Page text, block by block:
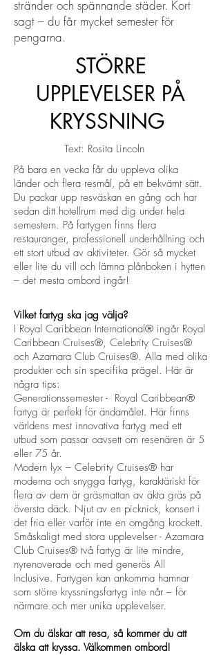
stränder och spännande städer. Kort
sagt – du får mycket semester för
pengarna.
STÖRRE
UPPLEVELSER PÅ
KRYSSNING
Text: Rosita Lincoln
På bara en vecka får du uppleva olika
länder och flera resmål, på ett bekvämt sätt.
Du packar upp resväskan en gång och har
sedan ditt hotellrum med dig under hela
semestern. På fartygen finns flera
restauranger, professionell underhållning och
ett stort utbud av aktiviteter. Gör så mycket
eller lite du vill och lämna plånboken i hytten
– det mesta ombord ingår!
Vilket fartyg ska jag välja?
I Royal Caribbean International® ingår Royal
Caribbean Cruises®, Celebrity Cruises®
och Azamara Club Cruises®. Alla med olika
produkter och sin specifika prägel. Här är
några tips:
Generationssemester - Royal Caribbean®
fartyg är perfekt för ändamålet. Här finns
världens mest innovativa fartyg med ett
utbud som passar oavsett om resenären är 5
eller 75 år.
Modern lyx – Celebrity Cruises® har
moderna och snygga fartyg, karaktäriskt för
flera av dem är gräsmattan av äkta gräs på
översta däck. Njut av en picknick, konsert i
det fria eller varför inte en omgång krockett.
Småskaligt med stora upplevelser - Azamara
Club Cruises® två fartyg är lite mindre,
nyrenoverade och med generös All
Inclusive. Fartygen kan ankomma hamnar
som större kryssningsfartyg inte når – för
närmare och mer unika upplevelser.
Om du älskar att resa, så kommer du att
älska att kryssa. Välkommen ombord!